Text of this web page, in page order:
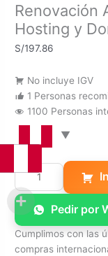
Renovación
Hosting y
S/197.86
No incluye IGV
1 Personas
1100 Personas
Renovación
Anual
caprichotravel.com
Hosting
y
Dominio
Pedir por
Cumplimos con las
compras